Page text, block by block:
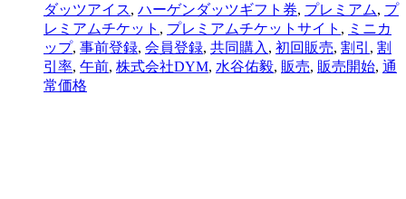
ダッツアイス, ハーゲンダッツギフト券, プレミアム, プ
レミアムチケット , プレミアムチケットサイト , ミニカ
ップ, 事前登録, 会員登録, 共同購入 , 初回販売, 割引 , 割
引率, 午前, 株式会社DYM, 水谷佑毅, 販売, 販売開始, 通
常価格